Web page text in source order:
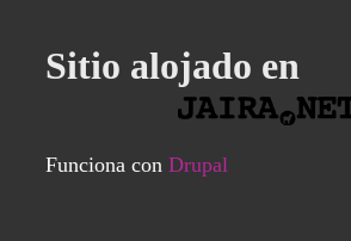
Sitio alojado en
Funciona con Drupal